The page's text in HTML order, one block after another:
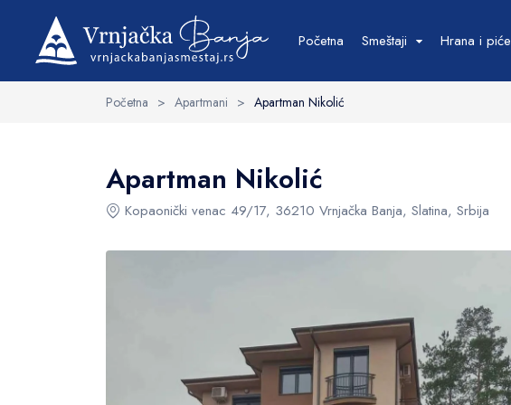
Početna Smeštaji Hrana i piće
Početna > Apartmani > Apartman Nikolić
Osnovne informacije Struktura Sadržaj Okolina
Apartman Nikolić
Kopaonički venac 49/17, 36210 Vrnjačka Banja, Slatina, Srbija